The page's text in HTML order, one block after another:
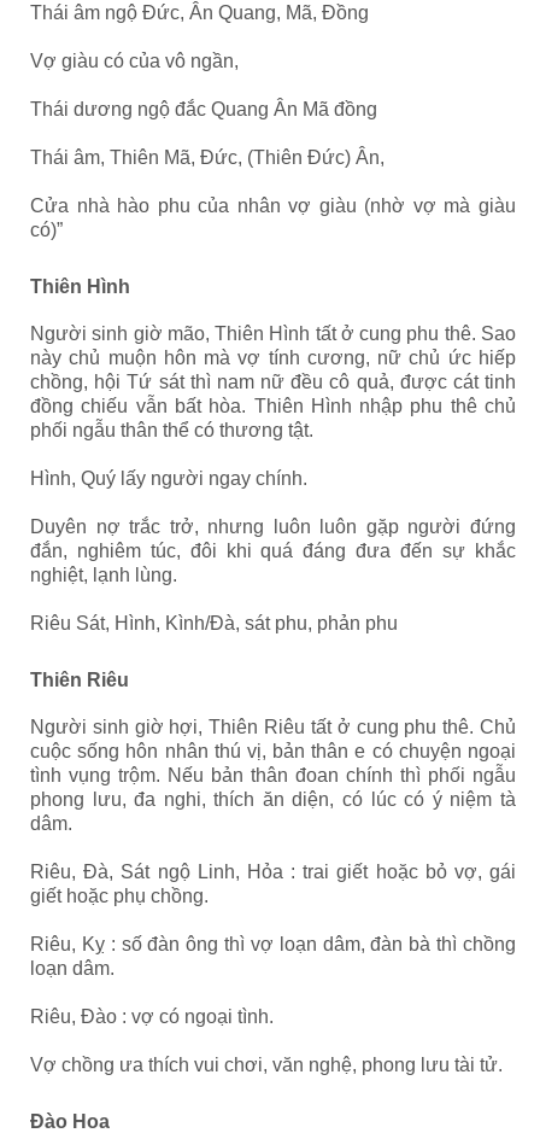
Thái âm ngộ Đức, Ân Quang, Mã, Đồng
Vợ giàu có của vô ngần,
Thái dương ngộ đắc Quang Ân Mã đồng
Thái âm, Thiên Mã, Đức, (Thiên Đức) Ân,
Cửa nhà hào phu của nhân vợ giàu (nhờ vợ mà giàu
có)”
Thiên Hình
Người sinh giờ mão, Thiên Hình tất ở cung phu thê. Sao
này chủ muộn hôn mà vợ tính cương, nữ chủ ức hiếp
chồng, hội Tứ sát thì nam nữ đều cô quả, được cát tinh
đồng chiếu vẫn bất hòa. Thiên Hình nhập phu thê chủ
phối ngẫu thân thể có thương tật.
Hình, Quý lấy người ngay chính.
Duyên nợ trắc trở, nhưng luôn luôn gặp người đứng
đắn, nghiêm túc, đôi khi quá đáng đưa đến sự khắc
nghiệt, lạnh lùng.
Riêu Sát, Hình, Kình/Đà, sát phu, phản phu
Thiên Riêu
Người sinh giờ hợi, Thiên Riêu tất ở cung phu thê. Chủ
cuộc sống hôn nhân thú vị, bản thân e có chuyện ngoại
tình vụng trộm. Nếu bản thân đoan chính thì phối ngẫu
phong lưu, đa nghi, thích ăn diện, có lúc có ý niệm tà
dâm.
Riêu, Đà, Sát ngộ Linh, Hỏa : trai giết hoặc bỏ vợ, gái
giết hoặc phụ chồng.
Riêu, Kỵ : số đàn ông thì vợ loạn dâm, đàn bà thì chồng
loạn dâm.
Riêu, Đào : vợ có ngoại tình.
Vợ chồng ưa thích vui chơi, văn nghệ, phong lưu tài tử.
Đào Hoa